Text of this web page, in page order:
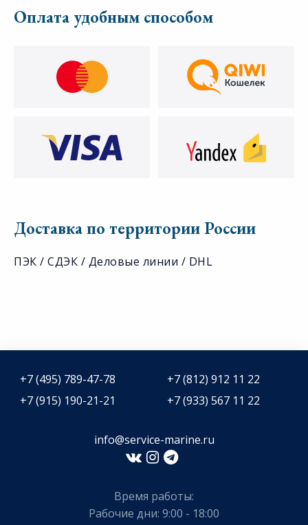
Оплата удобным способом
Доставка по территории России
ПЭК / СДЭК / Деловые линии / DHL
+7 (495) 789-47-78
+7 (812) 912 11 22
+7 (915) 190-21-21
+7 (933) 567 11 22
info@service-marine.ru​​
Время работы:
Рабочие дни: 9:00 - 18:00